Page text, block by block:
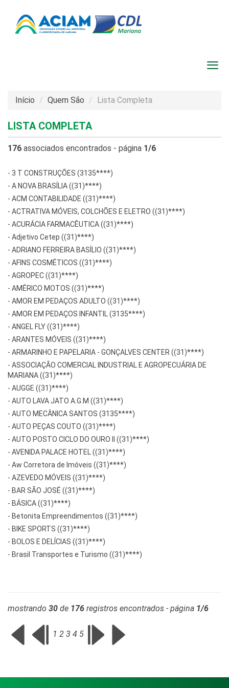
Início Quem São Lista Completa
LISTA COMPLETA
176 associados encontrados - página 1/6
- 3 T CONSTRUÇÕES (3135****)
- A NOVA BRASÍLIA ((31)****)
- ACM CONTABILIDADE ((31)****)
- ACTRATIVA MÓVEIS, COLCHÕES E ELETRO ((31)****)
- ACURÁCIA FARMACÊUTICA ((31)****)
- Adjetivo Cetep ((31)****)
- ADRIANO FERREIRA BASÍLIO ((31)****)
- AFINS COSMÉTICOS ((31)****)
- AGROPEC ((31)****)
- AMÉRICO MOTOS ((31)****)
- AMOR EM PEDAÇOS ADULTO ((31)****)
- AMOR EM PEDAÇOS INFANTIL (3135****)
- ANGEL FLY ((31)****)
- ARANTES MÓVEIS ((31)****)
- ARMARINHO E PAPELARIA - GONÇALVES CENTER ((31)****)
- ASSOCIAÇÃO COMERCIAL INDUSTRIAL E AGROPECUÁRIA DE
MARIANA ((31)****)
- AUGGE ((31)****)
- AUTO LAVA JATO A.G.M ((31)****)
- AUTO MECÂNICA SANTOS (3135****)
- AUTO PEÇAS COUTO ((31)****)
- AUTO POSTO CICLO DO OURO II ((31)****)
- AVENIDA PALACE HOTEL ((31)****)
- Aw Corretora de Imóveis ((31)****)
- AZEVEDO MÓVEIS ((31)****)
- BAR SÃO JOSÉ ((31)****)
- BÁSICA ((31)****)
- Betonita Empreendimentos ((31)****)
- BIKE SPORTS ((31)****)
- BOLOS E DELÍCIAS ((31)****)
- Brasil Transportes e Turismo ((31)****)
mostrando 30 de 176 registros encontrados - página 1/6
1 2 3 4 5